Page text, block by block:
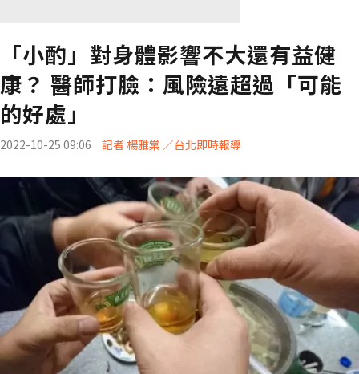
「小酌」對身體影響不大還有益健
康？ 醫師打臉：風險遠超過「可能
的好處」
2022-10-25 09:06 記者 楊雅棠 ／台北即時報導